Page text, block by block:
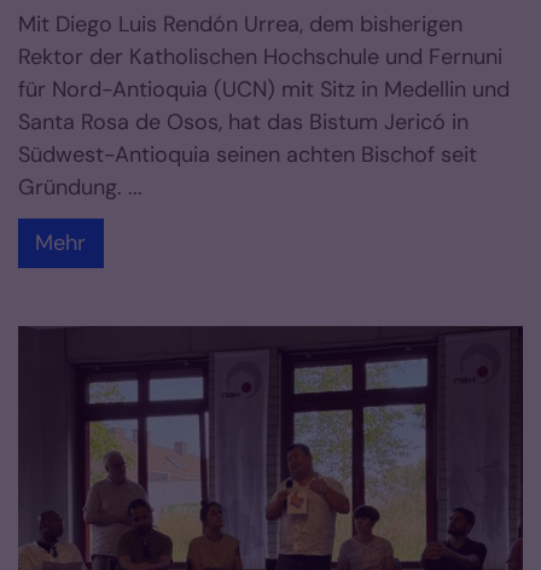
Mit Diego Luis Rendón Urrea, dem bisherigen
Rektor der Katholischen Hochschule und Fernuni
für Nord-Antioquia (UCN) mit Sitz in Medellin und
Santa Rosa de Osos, hat das Bistum Jericó in
Südwest-Antioquia seinen achten Bischof seit
Gründung. ...
Mehr